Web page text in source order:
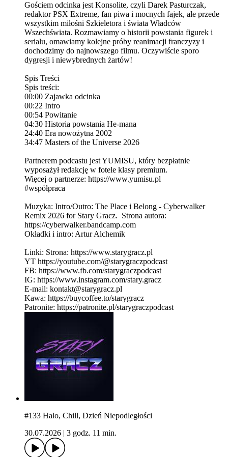
Gościem odcinka jest Konsolite, czyli Darek Pasturczak,
redaktor PSX Extreme, fan piwa i mocnych fajek, ale przede
wszystkim miłośni Szkieletora i świata Władców
Wszechświata. Rozmawiamy o historii powstania figurek i
serialu, omawiamy kolejne próby reanimacji franczyzy i
dochodzimy do najnowszego filmu. Oczywiście sporo
dygresji i niewybrednych żartów!
Spis Treści
Spis treści:
00:00 Zajawka odcinka
00:22 Intro
00:54 Powitanie
04:30 Historia powstania He-mana
24:40 Era nowożytna 2002
34:47 Masters of the Universe 2026
Partnerem podcastu jest YUMISU, który bezpłatnie
wyposażył redakcję w fotele klasy premium.
Więcej o partnerze: https://www.yumisu.pl
#współpraca
Muzyka: Intro/Outro: The Place i Belong - Cyberwalker
Remix 2026 for Stary Gracz. Strona autora:
https://cyberwalker.bandcamp.com
Okładki i intro: Artur Alchemik
Linki: Strona: https://www.starygracz.pl
YT https://youtube.com/@starygraczpodcast
FB: https://www.fb.com/starygraczpodcast
IG: https://www.instagram.com/stary.gracz
E-mail: kontakt@starygracz.pl
Kawa: https://buycoffee.to/starygracz
Patronite: https://patronite.pl/starygraczpodcast
#133 Halo, Chill, Dzień Niepodległości
30.07.2026
3 godz. 11 min.